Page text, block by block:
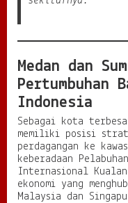
Medan dan
Pertumbuhan
Indonesia
Sebagai kota
memiliki posisi
perdagangan ke
keberadaan
Internasional
ekonomi yang
Malaysia dan